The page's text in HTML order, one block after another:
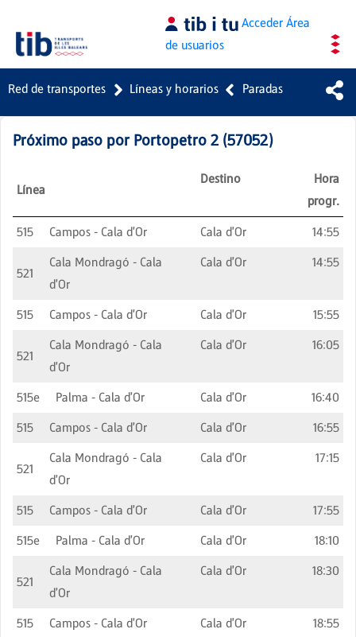
Saltar al contenido principal AccederÁrea
de usuarios
Red de transportes Líneas y horarios Paradas
Próximo paso por Portopetro 2 (57052)
Línea
Destino
Hora
progr.
515 Campos - Cala d'Or Cala d'Or 14:55
521
Cala Mondragó - Cala
d'Or
Cala d'Or 14:55
515 Campos - Cala d'Or Cala d'Or 15:55
521
Cala Mondragó - Cala
d'Or
Cala d'Or 16:05
515e Palma - Cala d'Or Cala d'Or
16:40
515
Campos - Cala d'Or Cala d'Or 16:55
521
Cala Mondragó - Cala
d'Or
Cala d'Or 17:15
515 Campos - Cala d'Or Cala d'Or
17:55
515e
Palma - Cala d'Or Cala d'Or 18:10
521
Cala Mondragó - Cala
d'Or
Cala d'Or 18:30
515 Campos - Cala d'Or Cala d'Or 18:55